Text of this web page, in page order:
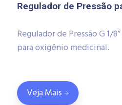
Regulador de Pressão
Regulador de Pressão G 1/
para oxigênio medicinal.
Veja Mais